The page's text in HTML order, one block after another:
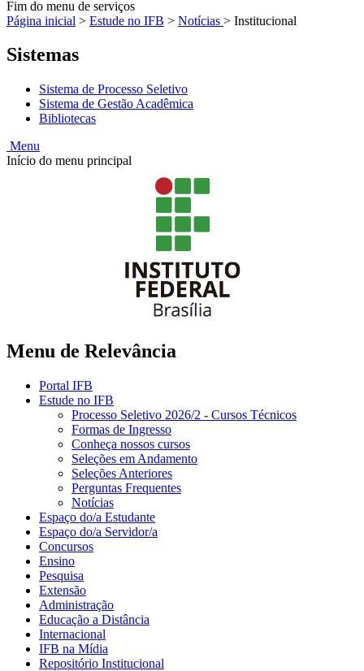
Fim do menu de serviços
Página inicial > Estude no IFB > Notícias > Institucional
Sistemas
Sistema de Processo Seletivo
Sistema de Gestão Acadêmica
Bibliotecas
Menu
Início do menu principal
Menu de Relevância
Portal IFB
Estude no IFB
Processo Seletivo 2026/2 - Cursos Técnicos
Formas de Ingresso
Conheça nossos cursos
Seleções em Andamento
Seleções Anteriores
Perguntas Frequentes
Notícias
Espaço do/a Estudante
Espaço do/a Servidor/a
Concursos
Ensino
Pesquisa
Extensão
Administração
Educação a Distância
Internacional
IFB na Mídia
Repositório Institucional